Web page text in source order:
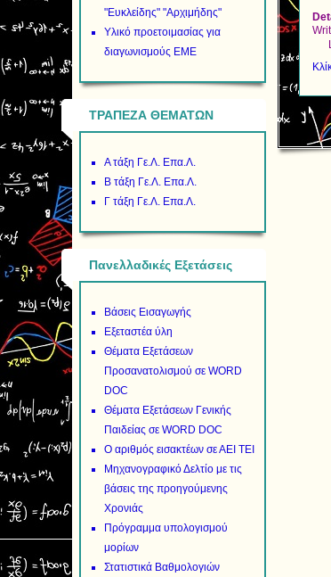
"Ευκλείδης" "Αρχιμήδης"
Υλικό προετοιμασίας για
διαγωνισμούς ΕΜΕ
ΤΡΑΠΕΖΑ ΘΕΜΑΤΩΝ
Α τάξη Γε.Λ. Επα.Λ.
Β τάξη Γε.Λ. Επα.Λ.
Γ τάξη Γε.Λ. Επα.Λ.
Πανελλαδικές Εξετάσεις
Βάσεις Εισαγωγής
Εξεταστέα ύλη
Θέματα Εξετάσεων
Προσανατολισμού σε WORD
DOC
Θέματα Εξετάσεων Γενικής
Παιδείας σε WORD DOC
Ο αριθμός εισακτέων σε ΑΕΙ ΤΕΙ
Μηχανογραφικό Δελτίο με τις
βάσεις της προηγούμενης
Χρονιάς
Πρόγραμμα υπολογισμού
μορίων
Στατιστικά Βαθμολογιών